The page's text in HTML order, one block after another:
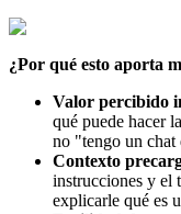
¿Por qué esto aporta
Valor percibido
qué puede hacer
no "tengo un chat
Contexto
instrucciones y el
explicarle qué es